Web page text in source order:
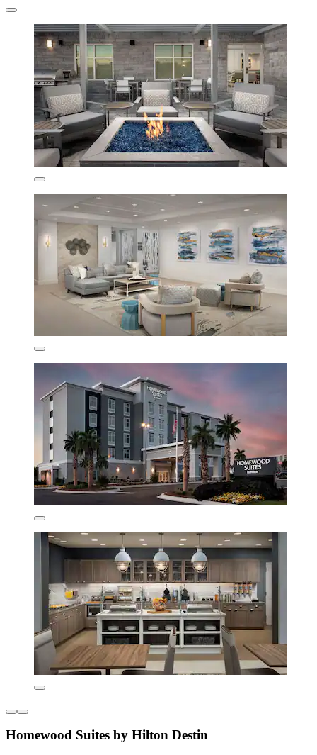
Homewood Suites by Hilton Destin